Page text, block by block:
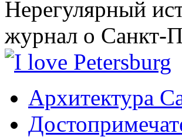
Нерегулярный
журнал о Санкт-
Архитектура